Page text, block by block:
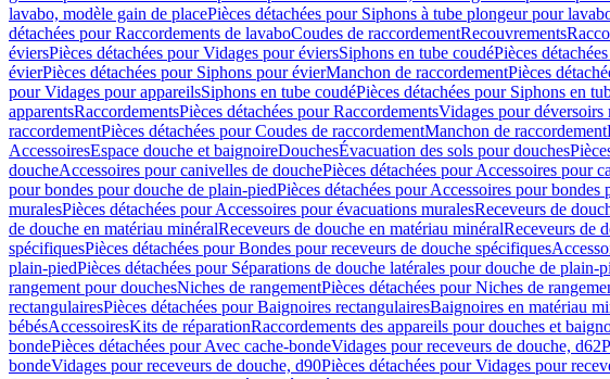
lavabo, modèle gain de placePièces détachées pour Siphons à tube plongeur pour
détachées pour Raccordements de lavaboCoudes de raccordementRecouvrements
éviersPièces détachées pour Vidages pour éviersSiphons en tube coudéPièces
évierPièces détachées pour Siphons pour évierManchon de raccordementPièces
pour Vidages pour appareilsSiphons en tube coudéPièces détachées pour Siphons en
apparentsRaccordementsPièces détachées pour RaccordementsVidages pour déversoirs
raccordementPièces détachées pour Coudes de raccordementManchon de raccordement
AccessoiresEspace douche et baignoireDouchesÉvacuation des sols pour douches
doucheAccessoires pour canivelles de douchePièces détachées pour Accessoires pour
pour bondes pour douche de plain-piedPièces détachées pour Accessoires pour
muralesPièces détachées pour Accessoires pour évacuations muralesReceveurs de
de douche en matériau minéralReceveurs de douche en matériau minéralReceveurs de
spécifiquesPièces détachées pour Bondes pour receveurs de douche spécifiques
plain-piedPièces détachées pour Séparations de douche latérales pour douche de plain-
rangement pour douchesNiches de rangementPièces détachées pour Niches de
rectangulairesPièces détachées pour Baignoires rectangulairesBaignoires en matériau
bébésAccessoiresKits de réparationRaccordements des appareils pour douches et
bondePièces détachées pour Avec cache-bondeVidages pour receveurs de douche, d62
bondeVidages pour receveurs de douche, d90Pièces détachées pour Vidages pour